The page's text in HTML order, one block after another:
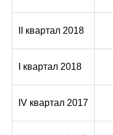
II квартал 2018
I квартал 2018
IV квартал 2017